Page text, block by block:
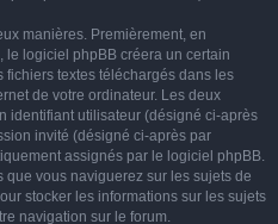
manières. Premièrement, en
le logiciel phpBB créera un certain
fichiers textes téléchargés dans les
de votre ordinateur. Les deux
identifiant utilisateur (désigné ci-après
invité (désigné ci-après par
assignés par le logiciel phpBB.
vous naviguerez sur les sujets de
stocker les informations sur les sujets
navigation sur le forum.